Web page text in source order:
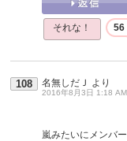
それな！ 56
108 名無しだＪ より
2016年8月3日 1:18 AM
嵐みたいにメンバ